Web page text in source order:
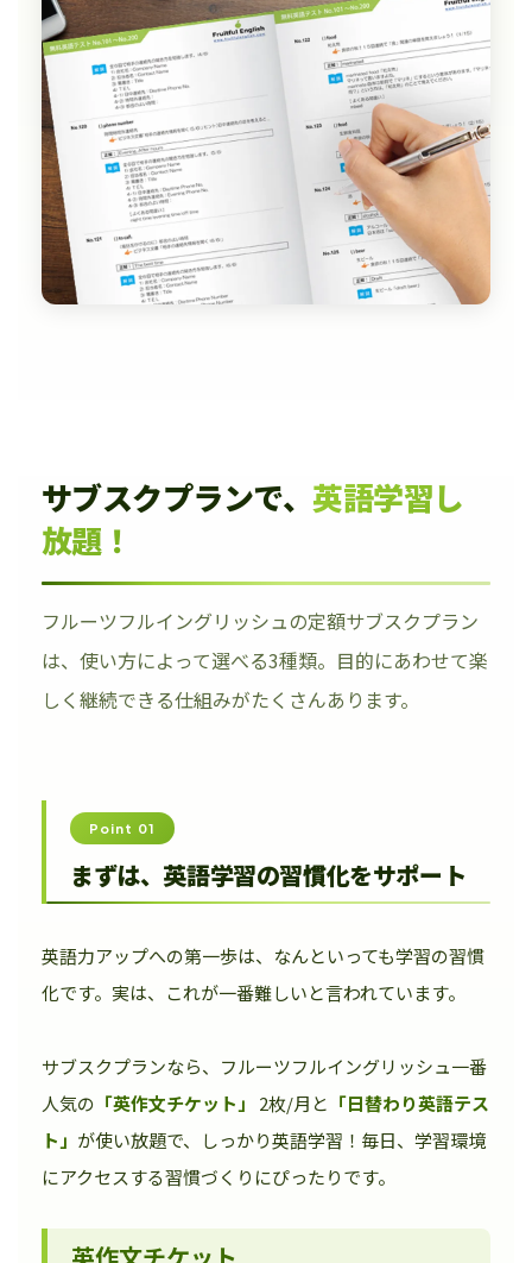
サブスクプランで、 英語学習し
放題！
フルーツフルイングリッシュの定額サブスクプラン
は、使い方によって選べる3種類。目的にあわせて楽
しく継続できる仕組みがたくさんあります。
Point 01
まずは、英語学習の習慣化をサポート
英語力アップへの第一歩は、なんといっても学習の習慣
化です。実は、これが一番難しいと言われています。
サブスクプランなら、フルーツフルイングリッシュ一番
人気の 「英作文チケット」 2枚/月と 「日替わり英語テス
ト」 が使い放題で、しっかり英語学習！毎日、学習環境
にアクセスする習慣づくりにぴったりです。